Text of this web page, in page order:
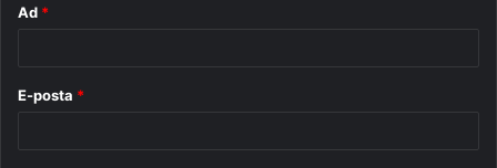
Ad *
E-posta *